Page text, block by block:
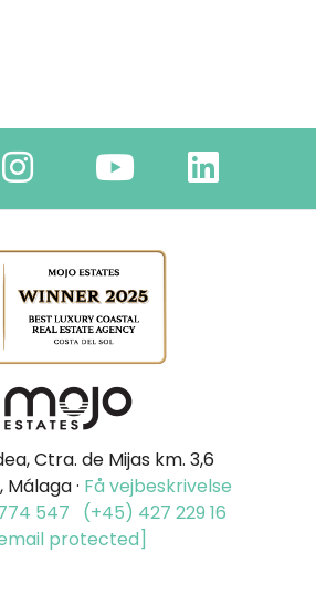
Ctra. de Mijas km. 3,6
Málaga · Få vejbeskrivelse
547
(+45) 427 229 16
protected]